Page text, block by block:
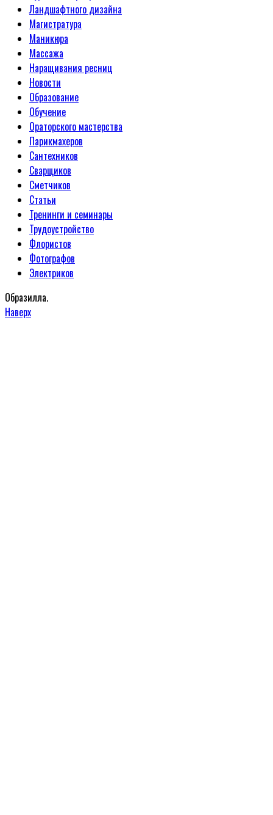
Ландшафтного дизайна
Магистратура
Маникюра
Массажа
Наращивания ресниц
Новости
Образование
Обучение
Ораторского мастерства
Парикмахеров
Сантехников
Сварщиков
Сметчиков
Статьи
Тренинги и семинары
Трудоустройство
Флористов
Фотографов
Электриков
Образилла.
Наверх